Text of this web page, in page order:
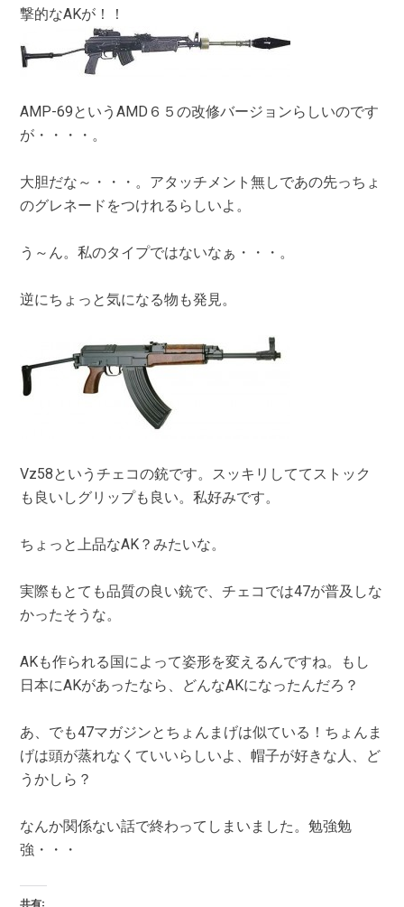
撃的なAKが！！
AMP-69というAMD６５の改修バージョンらしいのです
が・・・・。
大胆だな～・・・。アタッチメント無しであの先っちょ
のグレネードをつけれるらしいよ。
う～ん。私のタイプではないなぁ・・・。
逆にちょっと気になる物も発見。
Vz58というチェコの銃です。スッキリしててストック
も良いしグリップも良い。私好みです。
ちょっと上品なAK？みたいな。
実際もとても品質の良い銃で、チェコでは47が普及しな
かったそうな。
AKも作られる国によって姿形を変えるんですね。もし
日本にAKがあったなら、どんなAKになったんだろ？
あ、でも47マガジンとちょんまげは似ている！ちょんま
げは頭が蒸れなくていいらしいよ、帽子が好きな人、ど
うかしら？
なんか関係ない話で終わってしまいました。勉強勉
強・・・
共有: